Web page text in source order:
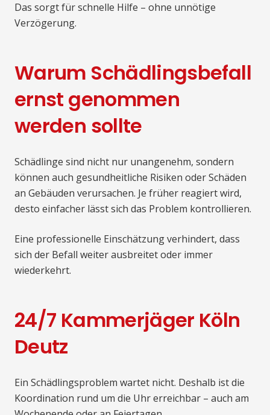
Das sorgt für schnelle Hilfe – ohne unnötige
Verzögerung.
Warum Schädlingsbefall
ernst genommen
werden sollte
Schädlinge sind nicht nur unangenehm, sondern
können auch gesundheitliche Risiken oder Schäden
an Gebäuden verursachen. Je früher reagiert wird,
desto einfacher lässt sich das Problem kontrollieren.
Eine professionelle Einschätzung verhindert, dass
sich der Befall weiter ausbreitet oder immer
wiederkehrt.
24/7 Kammerjäger Köln
Deutz
Ein Schädlingsproblem wartet nicht. Deshalb ist die
Koordination rund um die Uhr erreichbar – auch am